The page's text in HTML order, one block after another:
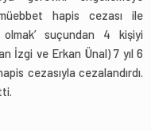
müebbet hapis cezası ile
olmak’ suçundan 4 kişiyi
İzgi ve Erkan Ünal) 7 yıl 6
cezasıyla cezalandırdı.